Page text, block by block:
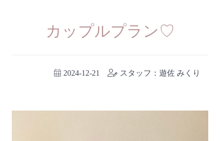
カップルプラン♡
2024-12-21 スタッフ：遊佐 みくり